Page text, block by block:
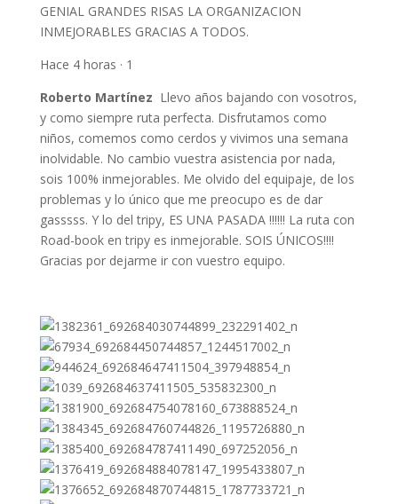
GENIAL GRANDES RISAS LA ORGANIZACION
INMEJORABLES GRACIAS A TODOS.
Hace 4 horas · 1
Roberto Martínez Llevo años bajando con vosotros,
y como siempre ruta perfecta. Disfrutamos como
niños, comemos como cerdos y vivimos una semana
inolvidable. No cambio vuestra asistencia por nada,
sois 100% inmejorables. Me olvido del equipaje, de los
problemas y lo único que me preocupo es de dar
gasssss. Y lo del tripy, ES UNA PASADA !!!!!! La ruta con
Road-book en tripy es inmejorable. SOIS ÚNICOS!!!!
Gracias por dejarme ir con vuestro equipo.